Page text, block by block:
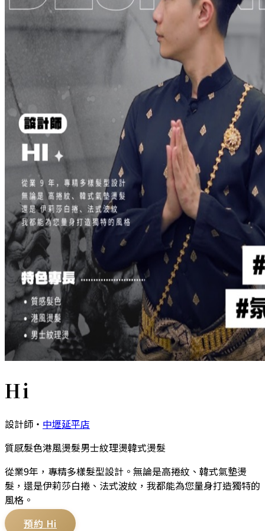
Hi
設計師 ・ 中壢延平店
質感髮色港風燙髮男士紋理燙韓式燙髮
從業9年，專精多樣髮型設計。無論是高捲紋、韓式氣墊燙
髮，還是伊莉莎白捲、法式波紋，我都能為您量身打造獨特的
風格。
預約 Hi